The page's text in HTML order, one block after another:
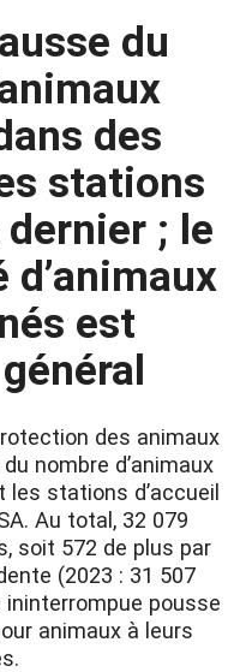
du
des
stations
dernier ; le
d’animaux
est
des animaux
nombre d’animaux
stations d’accueil
Au total, 32 079
soit 572 de plus par
(2023 : 31 507
pousse
animaux à leurs